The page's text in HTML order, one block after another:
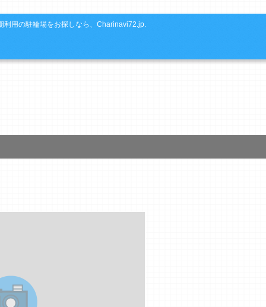
利用の駐輪場をお探しなら、Charinavi72.jp.